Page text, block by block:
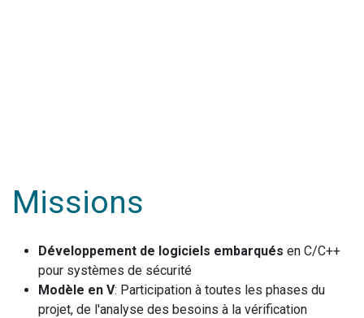
Missions
Développement de logiciels embarqués en C/C++
pour systèmes de sécurité
Modèle en V: Participation à toutes les phases du
projet, de l'analyse des besoins à la vérification